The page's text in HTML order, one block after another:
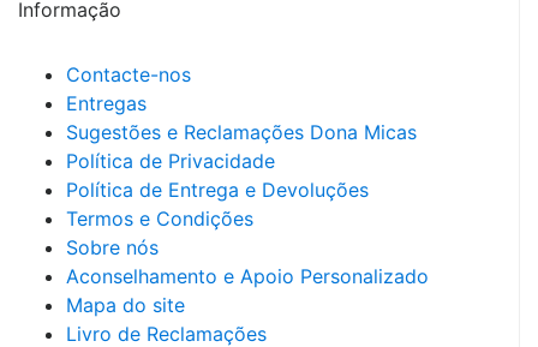
Informação
Contacte-nos
Entregas
Sugestões e Reclamações Dona Micas
Política de Privacidade
Política de Entrega e Devoluções
Termos e Condições
Sobre nós
Aconselhamento e Apoio Personalizado
Mapa do site
Livro de Reclamações